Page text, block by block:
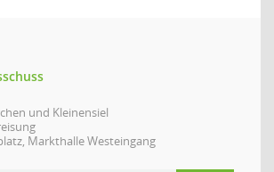
und Kleinensiel
Markthalle Westeingang